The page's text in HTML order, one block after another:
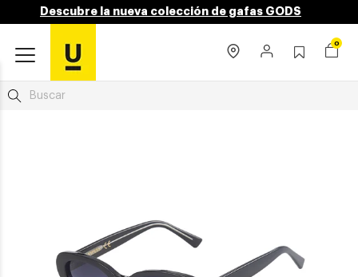
Descubre la nueva colección de gafas GODS
0